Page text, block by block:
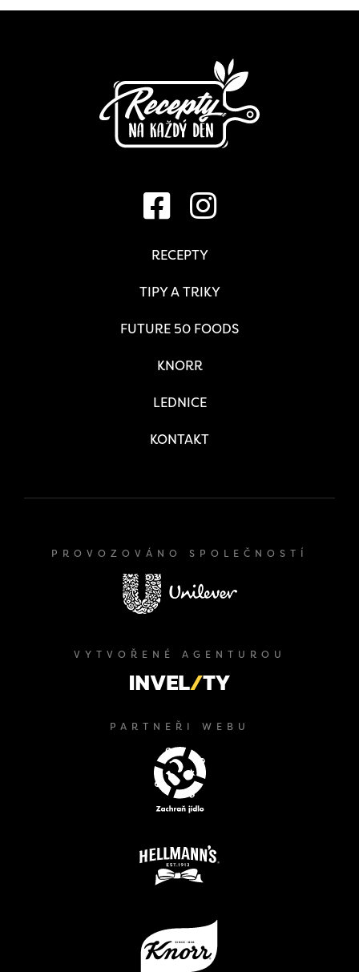
RECEPTY
TIPY A TRIKY
FUTURE 50 FOODS
KNORR
LEDNICE
KONTAKT
PROVOZOVÁNO SPOLEČNOSTÍ
VYTVOŘENÉ AGENTUROU
PARTNEŘI WEBU